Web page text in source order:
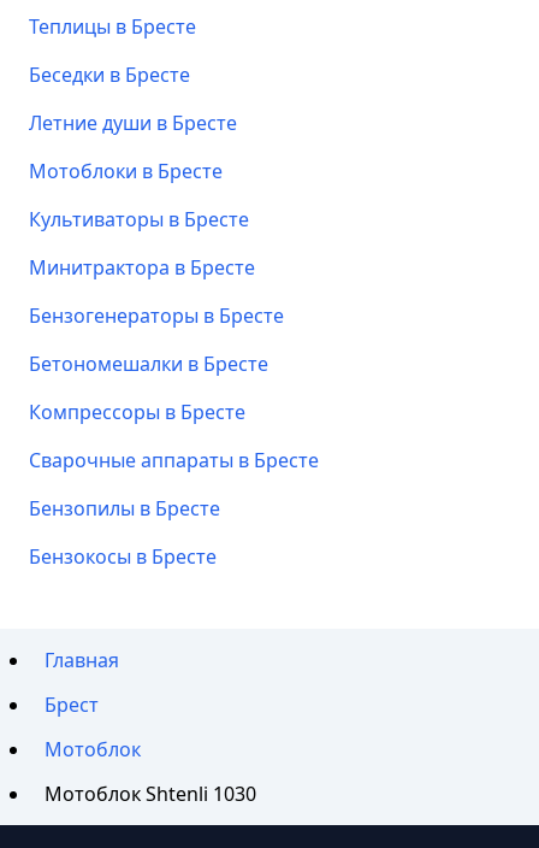
Теплицы в Бресте
Беседки в Бресте
Летние души в Бресте
Мотоблоки в Бресте
Культиваторы в Бресте
Минитрактора в Бресте
Бензогенераторы в Бресте
Бетономешалки в Бресте
Компрессоры в Бресте
Сварочные аппараты в Бресте
Бензопилы в Бресте
Бензокосы в Бресте
Главная
Брест
Мотоблок
Мотоблок Shtenli 1030